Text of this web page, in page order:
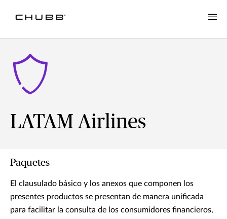
LATAM Airlines
Paquetes
El clausulado básico y los anexos que componen los
presentes productos se presentan de manera unificada
para facilitar la consulta de los consumidores financieros,